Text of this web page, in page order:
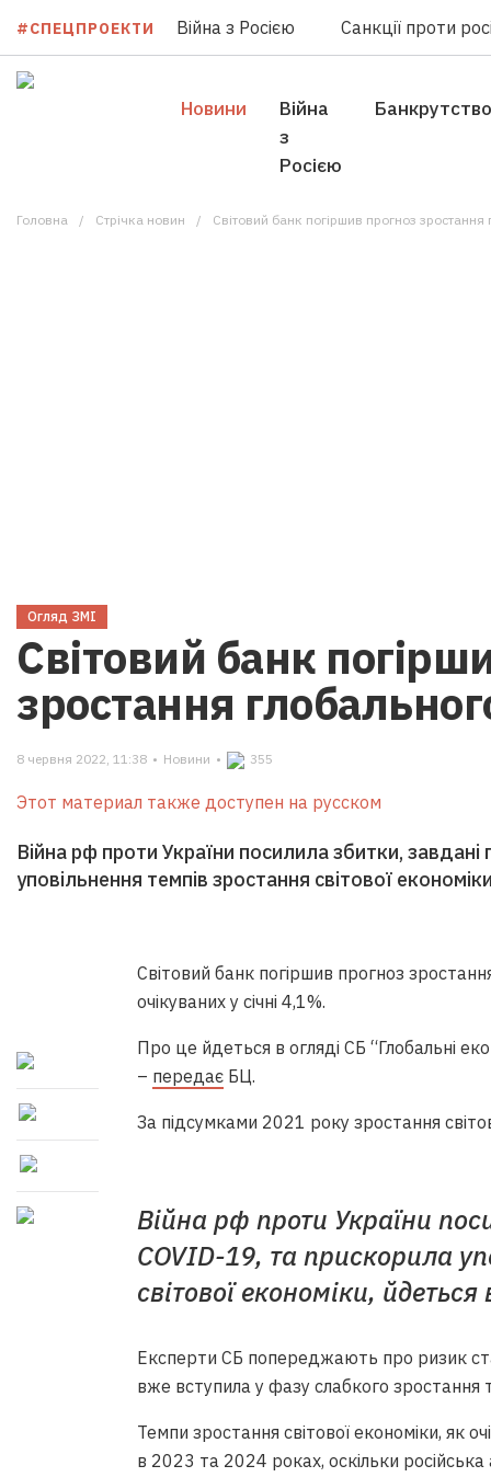
#СПЕЦПРОЕКТИ Війна з Росією Санкції проти
Новини
Війна
з
Росією
Банкрутство
Головна Стрічка новин Світовий банк погіршив прогноз
Огляд ЗМІ
Світовий банк
зростання
8 червня 2022, 11:38 • Новини • 355
Этот материал также доступен на русском
Війна рф проти України посилила збитки,
уповільнення темпів зростання світової
Світовий банк погіршив прогноз
очікуваних у січні 4,1%.
Про це йдеться в огляді СБ “Глобальні
– передає БЦ.
За підсумками 2021 року зростання
Війна рф проти України
COVID-19, та прискорила
світової економіки, йдеться
Експерти СБ попереджають про ризик
вже вступила у фазу слабкого зростання
Темпи зростання світової економіки, як
в 2023 та 2024 роках, оскільки російська